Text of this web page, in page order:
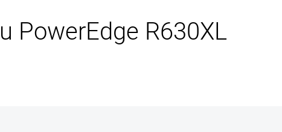
PowerEdge R630XL